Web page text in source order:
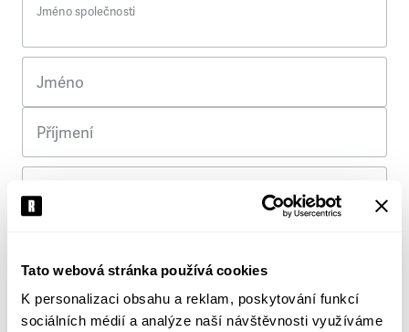
Tato webová stránka používá cookies
K personalizaci obsahu a reklam, poskytování funkcí
sociálních médií a analýze naší návštěvnosti využíváme
Jméno společnosti
Jméno
Příjmení
Ulice
Město